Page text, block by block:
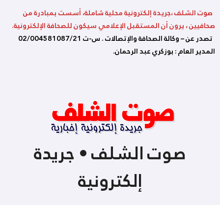
صوت الشلف ،جريدة إلكترونية محلية شاملة، أسست بمبادرة من
صحافيين ، يرون أن المستقبل الإعلامي سيكون للصحافة الإلكترونية.
تصدر عن – وكالة الصحافة والإتصالات . س-ت 02/004581087/21
المدير العام : بوزكري عبد الرحمان.
صوت الشلف • جريدة
إلكترونية